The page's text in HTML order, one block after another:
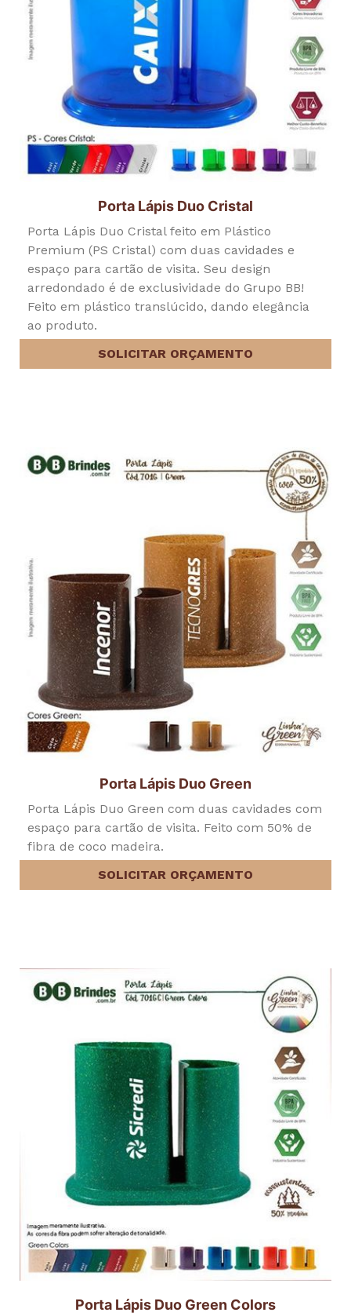
Porta Lápis Duo Cristal
Porta Lápis Duo Cristal feito em Plástico
Premium (PS Cristal) com duas cavidades e
espaço para cartão de visita. Seu design
arredondado é de exclusividade do Grupo BB!
Feito em plástico translúcido, dando elegância
ao produto.
SOLICITAR ORÇAMENTO
Porta Lápis Duo Green
Porta Lápis Duo Green com duas cavidades com
espaço para cartão de visita. Feito com 50% de
fibra de coco madeira.
SOLICITAR ORÇAMENTO
Porta Lápis Duo Green Colors